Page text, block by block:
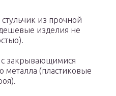
из прочной
изделия не
закрывающимися
металла (пластиковые